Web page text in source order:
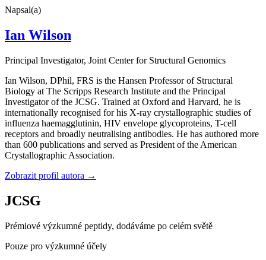
Napsal(a)
Ian Wilson
Principal Investigator, Joint Center for Structural Genomics
Ian Wilson, DPhil, FRS is the Hansen Professor of Structural
Biology at The Scripps Research Institute and the Principal
Investigator of the JCSG. Trained at Oxford and Harvard, he is
internationally recognised for his X-ray crystallographic studies of
influenza haemagglutinin, HIV envelope glycoproteins, T-cell
receptors and broadly neutralising antibodies. He has authored more
than 600 publications and served as President of the American
Crystallographic Association.
Zobrazit profil autora →
JCSG
Prémiové výzkumné peptidy, dodáváme po celém světě
Pouze pro výzkumné účely